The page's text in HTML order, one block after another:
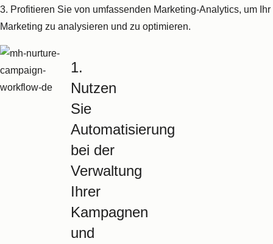
3. Profitieren Sie von umfassenden Marketing-Analytics, um Ihr
Marketing zu analysieren und zu optimieren.
1.
Nutzen
Sie
Automatisierung
bei der
Verwaltung
Ihrer
Kampagnen
und